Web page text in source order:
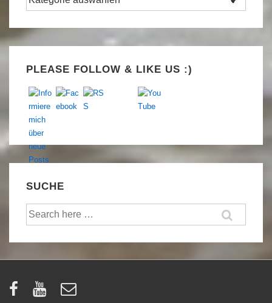
PLEASE FOLLOW & LIKE US :)
SUCHE
Suche
nach: